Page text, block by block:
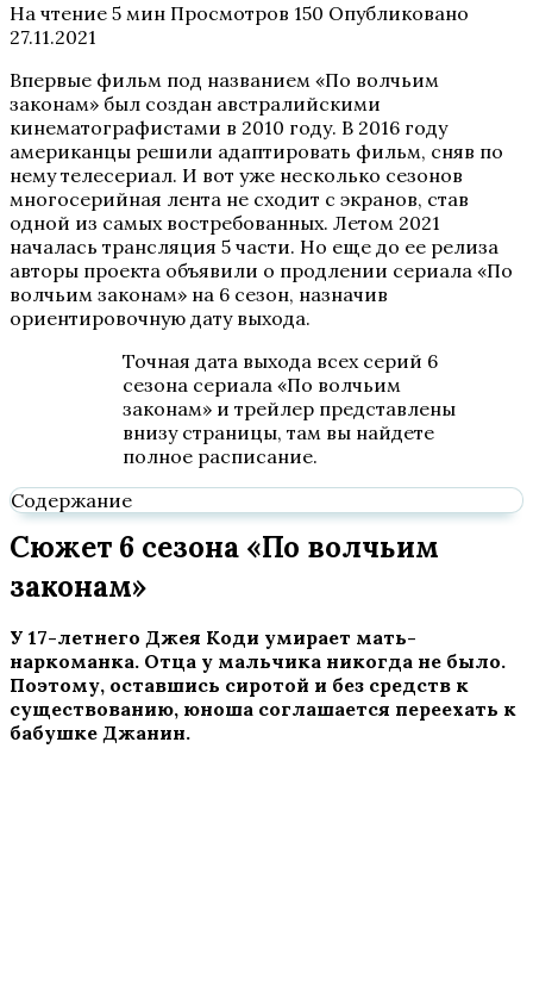
На чтение 5 мин Просмотров 150 Опубликовано
27.11.2021
Впервые фильм под названием «По волчьим
законам» был создан австралийскими
кинематографистами в 2010 году. В 2016 году
американцы решили адаптировать фильм, сняв по
нему телесериал. И вот уже несколько сезонов
многосерийная лента не сходит с экранов, став
одной из самых востребованных. Летом 2021
началась трансляция 5 части. Но еще до ее релиза
авторы проекта объявили о продлении сериала «По
волчьим законам» на 6 сезон, назначив
ориентировочную дату выхода.
Точная дата выхода всех серий 6
сезона сериала «По волчьим
законам» и трейлер представлены
внизу страницы, там вы найдете
полное расписание.
Содержание
Сюжет 6 сезона «По волчьим
законам»
У 17-летнего Джея Коди умирает мать-
наркоманка. Отца у мальчика никогда не было.
Поэтому, оставшись сиротой и без средств к
существованию, юноша соглашается переехать к
бабушке Джанин.